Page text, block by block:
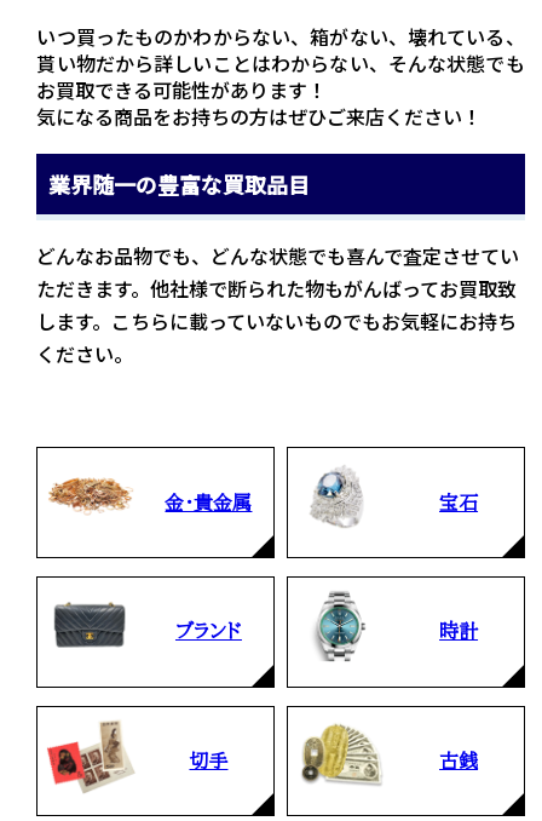
いつ買ったものかわからない、箱がない、壊れている、
貰い物だから詳しいことはわからない、そんな状態でも
お買取できる可能性があります！
気になる商品をお持ちの方はぜひご来店ください！
業界随一の豊富な買取品目
どんなお品物でも、どんな状態でも喜んで査定させてい
ただきます。他社様で断られた物もがんばってお買取致
します。こちらに載っていないものでもお気軽にお持ち
ください。
金・貴金属 宝石
ブランド 時計
切手 古銭